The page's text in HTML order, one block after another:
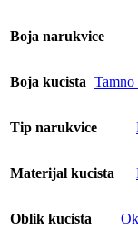
Boja narukvice
Boja kucista Tamno
Tip narukvice
Materijal kucista
Oblik kucista